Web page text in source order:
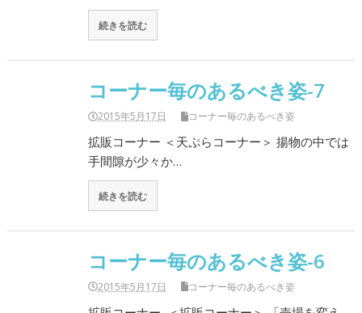
続きを読む
コーナー毎のあるべき姿-7
2015年5月17日 コーナー毎のあるべき姿
拡販コーナー ＜天ぷらコーナー＞ 揚物の中では
手間隙が少々か…
続きを読む
コーナー毎のあるべき姿-6
2015年5月17日 コーナー毎のあるべき姿